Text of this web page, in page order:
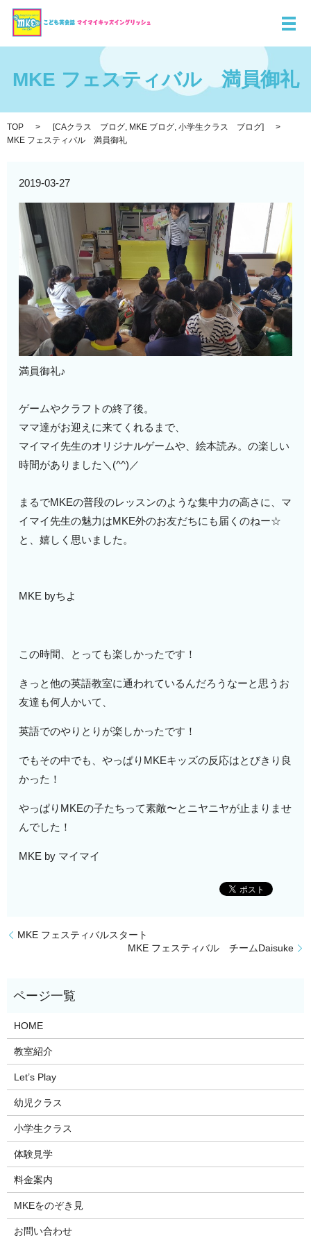
メ
MKE フェスティバル 満員御礼
TOP [CAクラス ブログ, MKE ブログ, 小学生クラス ブログ]
MKE フェスティバル 満員御礼
2019-03-27
満員御礼♪
ゲームやクラフトの終了後。
ママ達がお迎えに来てくれるまで、
マイマイ先生のオリジナルゲームや、絵本読み。の楽しい
時間がありました＼(^^)／
まるでMKEの普段のレッスンのような集中力の高さに、マ
イマイ先生の魅力はMKE外のお友だちにも届くのねー☆
と、嬉しく思いました。
MKE byちよ
この時間、とっても楽しかったです！
きっと他の英語教室に通われているんだろうなーと思うお
友達も何人かいて、
英語でのやりとりが楽しかったです！
でもその中でも、やっぱりMKEキッズの反応はとびきり良
かった！
やっぱりMKEの子たちって素敵〜とニヤニヤが止まりませ
んでした！
MKE by マイマイ
MKE フェスティバルスタート
MKE フェスティバル チームDaisuke
HOME
教室紹介
Let’s Play
幼児クラス
小学生クラス
体験見学
料金案内
MKEをのぞき見
お問い合わせ